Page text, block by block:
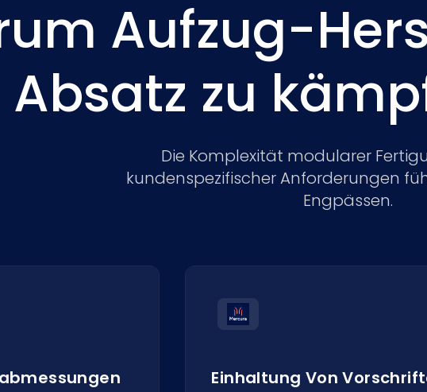
Aufzug-
Absatz zu
Die Komplexität modularer
kundenspezifischer Anforderungen
Engpässen.
Einhaltung Von